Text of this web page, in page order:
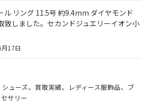
ル リング 11.5号 約9.4mm ダイヤモンド
致しました。セカンドジュエリーイオン小
17日
シューズ、 買取実績、 レディース服飾品、 ブ
サリー